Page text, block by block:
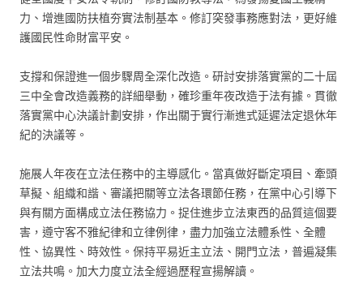
力、增進國防扶植夯實法制基本。修訂突發事務應對法，更好維
護國民性命財富平安。
支撐和保證進一個步驟周全深化改造。研討安排落實黨的二十屆
三中全會改造義務的詳細舉動，確珍重年夜改造于法有據。貫徹
落實黨中心決議計劃安排，作出關于實行漸進式延遲法定退休年
紀的決議等。
施展人年夜在立法任務中的主導感化。當真做好斷定項目、牽頭
草擬、組織和諧、審議把關等立法各環節任務，在黨中心引導下
與有關方面構成立法任務協力。捉住進步立法東西的品質這個要
害，遵守客不雅紀律和立律例律，盡力加強立法體系性、全體
性、協異性、時效性。保持平易近主立法、開門立法，普遍凝集
立法共鳴。加大力度立法全經過歷程宣揚解讀。